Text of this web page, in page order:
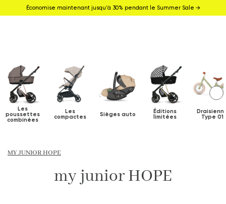
Économise maintenant jusqu'à 30% pendant le Summer Sale →
Les
poussettes
combinées
Les
compactes Sièges auto Éditions
limitées Type 01
MY JUNIOR HOPE
my junior HOPE